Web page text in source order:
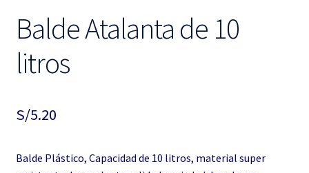
Balde Atalanta de 10
litros
S/5.20
Balde Plástico, Capacidad de 10 litros, material super